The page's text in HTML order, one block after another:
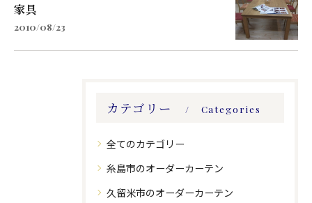
家具
2010/08/23
カテゴリー Categories
全てのカテゴリー
糸島市のオーダーカーテン
久留米市のオーダーカーテン